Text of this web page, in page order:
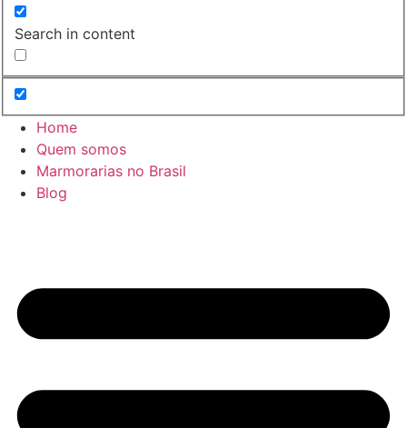
Search in content
Home
Quem somos
Marmorarias no Brasil
Blog